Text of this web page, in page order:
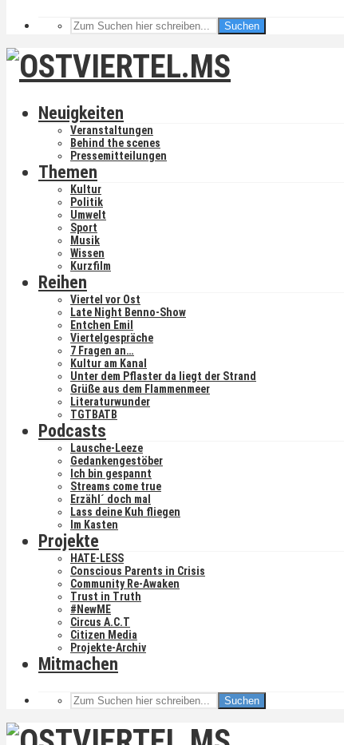
Suchen
Neuigkeiten
Veranstaltungen
Behind the scenes
Pressemitteilungen
Themen
Kultur
Politik
Umwelt
Sport
Musik
Wissen
Kurzfilm
Reihen
Viertel vor Ost
Late Night Benno-Show
Entchen Emil
Viertelgespräche
7 Fragen an…
Kultur am Kanal
Unter dem Pflaster da liegt der Strand
Grüße aus dem Flammenmeer
Literaturwunder
TGTBATB
Podcasts
Lausche-Leeze
Gedankengestöber
Ich bin gespannt
Streams come true
Erzähl´ doch mal
Lass deine Kuh fliegen
Im Kasten
Projekte
HATE-LESS
Conscious Parents in Crisis
Community Re-Awaken
Trust in Truth
#NewME
Circus A.C.T
Citizen Media
Projekte-Archiv
Mitmachen
Suchen